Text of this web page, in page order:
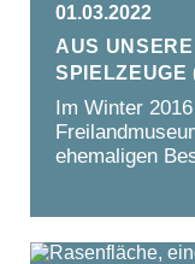
01.03.2022
Aus
Spielzeuge
Im Winter
ehemaligen